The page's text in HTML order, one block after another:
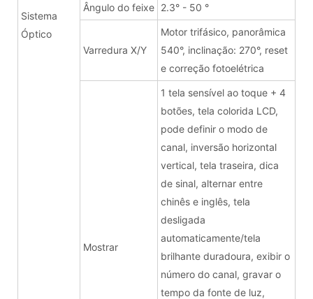
Sistema
Óptico
Ângulo do feixe 2.3° - 50 °
Varredura X/Y
Motor trifásico, panorâmica
540°, inclinação: 270°, reset
e correção fotoelétrica
Mostrar
1 tela sensível ao toque + 4
botões, tela colorida LCD,
pode definir o modo de
canal, inversão horizontal
vertical, tela traseira, dica
de sinal, alternar entre
chinês e inglês, tela
desligada
automaticamente/tela
brilhante duradoura, exibir o
número do canal, gravar o
tempo da fonte de luz,